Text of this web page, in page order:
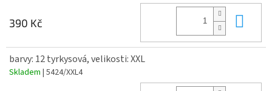
390 Kč
barvy: 12 tyrkysová, velikosti: XXL
Skladem | 5424/XXL4